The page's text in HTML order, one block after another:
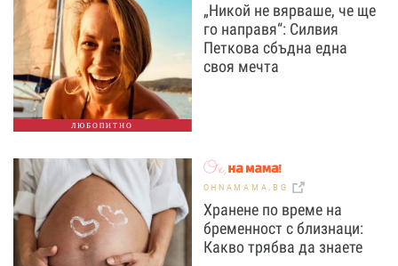
ЛЮБОПИТНО
„Никой не вярваше, че ще
го направя“: Силвия
Петкова сбъдна една
своя мечта
OHNAMAMA.BG
Хранене по време на
бременност с близнаци:
Какво трябва да знаете